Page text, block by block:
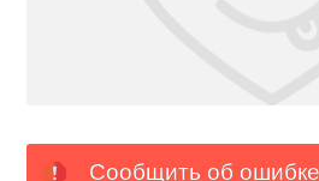
Сообщить об